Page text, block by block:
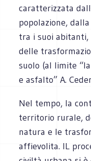
caratterizzata
popolazione,
tra i suoi abitanti,
delle
suolo (al limite
e asfalto” A.
Nel tempo, la
territorio rurale,
natura e le
affievolita. IL